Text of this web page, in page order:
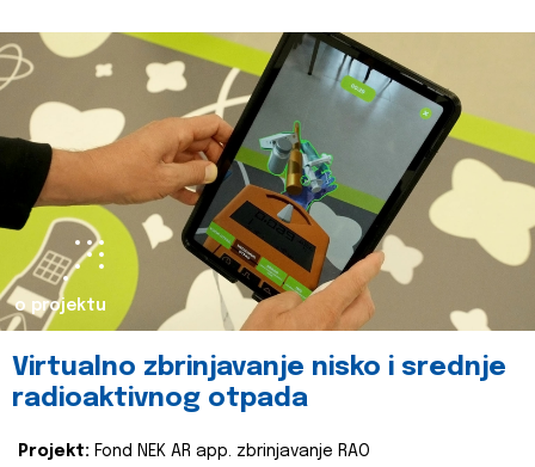
o projektu
Virtualno zbrinjavanje nisko i srednje
radioaktivnog otpada
Projekt: Fond NEK AR app. zbrinjavanje RAO